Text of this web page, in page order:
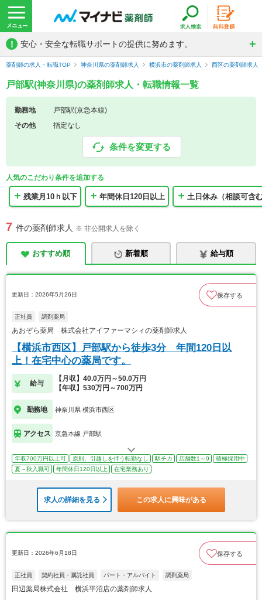
! 安心・安全な転職サポートの提供に努めます。
薬剤師の求人・転職TOP 神奈川県の薬剤師求人 横浜市の薬剤師求人 西区の薬剤師求人
戸部駅(神奈川県)の薬剤師求人・転職情報一覧
勤務地
戸部駅(京急本線)
その他
指定なし
条件を変更する
人気のこだわり条件を追加する
残業月10ｈ以下 年間休日120日以上 土日休み（相談可含
7 件の薬剤師求人 ※ 非公開求人を除く
おすすめ順 新着順 給与順
更新日：2026年5月26日 保存する
正社員 調剤薬局
あおぞら薬局 株式会社アイファーマシィの薬剤師求人
【横浜市西区】戸部駅から徒歩3分 年間120日以
上！在宅中心の薬局です。
給与
【月収】40.0万円～50.0万円
【年収】530万円～700万円
勤務地 神奈川県 横浜市西区
アクセス 京急本線 戸部駅
年収700万円以上可 原則、引越しを伴う転勤なし 駅チカ 店舗数1～9
積極採用中
夏～秋入職可
年間休日120日以上 在宅業務あり
求人の詳細を見る この求人に興味がある
更新日：2026年6月18日 保存する
正社員 契約社員・嘱託社員 パート・アルバイト 調剤薬局
田辺薬局株式会社 横浜平沼店の薬剤師求人